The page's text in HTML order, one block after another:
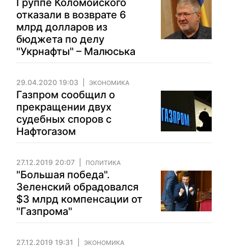
Группе Коломойского
отказали в возврате 6
млрд долларов из
бюджета по делу
"Укрнафты" – Малюська
29.04.2020 19:03 ЭКОНОМИКА
Газпром сообщил о
прекращении двух
судебных споров с
Нафтогазом
27.12.2019 20:07 ПОЛИТИКА
"Большая победа".
Зеленский обрадовался
$3 млрд компенсации от
"Газпрома"
27.12.2019 19:31 ЭКОНОМИКА